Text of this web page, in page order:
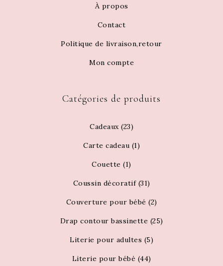
À propos
Contact
Politique de livraison,retour
Mon compte
Catégories de produits
Cadeaux (23)
Carte cadeau (1)
Couette (1)
Coussin décoratif (31)
Couverture pour bébé (2)
Drap contour bassinette (25)
Literie pour adultes (5)
Literie pour bébé (44)